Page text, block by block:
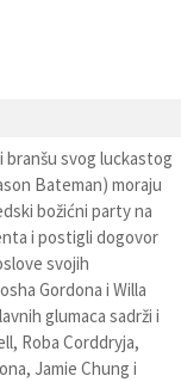
svog luckastog
Bateman) moraju
božićni party na
i postigli dogovor
svojih
Gordona i Willa
glumaca sadrži i
Roba Corddryja,
Jamie Chung i